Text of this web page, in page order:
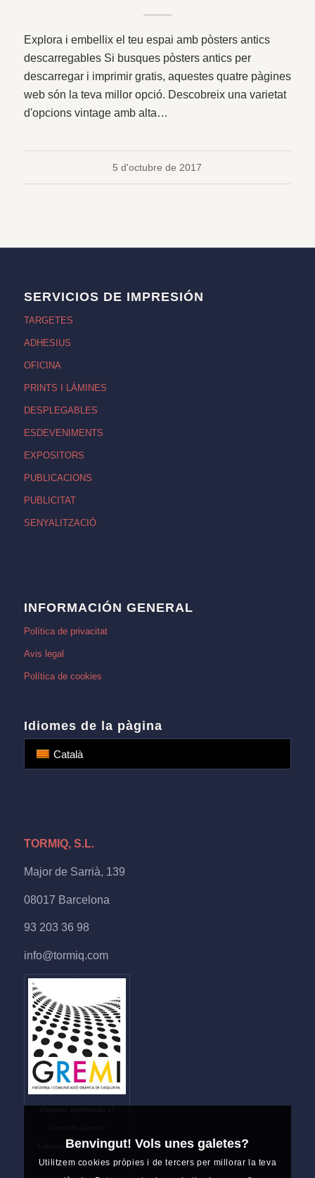
Explora i embellix el teu espai amb pòsters antics
descarregables Si busques pòsters antics per
descarregar i imprimir gratis, aquestes quatre pàgines
web són la teva millor opció. Descobreix una varietat
d'opcions vintage amb alta…
5 d'octubre de 2017
SERVICIOS DE IMPRESIÓN
TARGETES
ADHESIUS
OFICINA
PRINTS I LÀMINES
DESPLEGABLES
ESDEVENIMENTS
EXPOSITORS
PUBLICACIONS
PUBLICITAT
SENYALITZACIÓ
INFORMACIÓN GENERAL
Política de privacitat
Avis legal
Política de cookies
Idiomes de la pàgina
Català
TORMIQ, S.L.
Major de Sarrià, 139
08017 Barcelona
93 203 36 98
info@tormiq.com
Empresa agremiada al
Comunicació Gràfica de
Catalunya
Benvingut! Vols unes galetes?
Utilitzem cookies pròpies i de tercers per millorar la teva